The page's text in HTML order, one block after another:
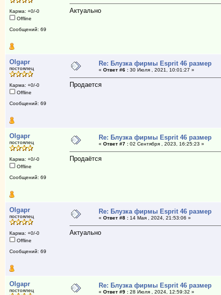
Карма: +0/-0
Offline
Сообщений: 69
Актуально
Olgapr
постоялец
Карма: +0/-0
Offline
Сообщений: 69
Re: Блузка фирмы Esprit 46 размер
« Ответ #6 :30 Июля , 2021, 10:01:27 »
Продается
Olgapr
постоялец
Карма: +0/-0
Offline
Сообщений: 69
Re: Блузка фирмы Esprit 46 размер
« Ответ #7 :02 Сентября , 2023, 16:25:23 »
Продаётся
Olgapr
постоялец
Карма: +0/-0
Offline
Сообщений: 69
Re: Блузка фирмы Esprit 46 размер
« Ответ #8 :14 Мая , 2024, 21:53:06 »
Актуально
Olgapr
постоялец
Re: Блузка фирмы Esprit 46 размер
« Ответ #9 :28 Июля , 2024, 12:59:32 »